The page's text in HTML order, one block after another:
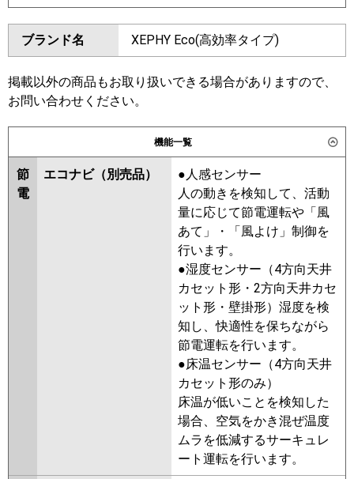
東芝 GFSA06314BU
三菱電機 PSZ-ERMP63K6
日立 RPV-GP63RSH6
三菱重工 FDFV636H5SB
PA-P63B7HNC
ダイキン SZRV63BZT SZRV63BYT
SZRV63BJT SZRV63BFT
SZRV63BCT
東芝 RFSA06334BU RFSA06333BU
ALEA06357B ALSA06357B
AFEA06367B
三菱電機 PSZ-ERMP63K5
PSZ-ERMP63K4
PSZ-ERMP63K3 PSZ-ERMP63K2
PSZ-ERMP63KZ PSZ-ERMP63KY
PSZ-ERMP63KV
PSZ-ERMP63KR
RPV-GP63RSH5 RPV-GP63RSH4
RPV-GP63RSH3 RPV-GP63RSH2
RPV-GP63RSH1 RPV-GP63RSH
FDFV635HA5SB FDFV635HA5SA
FDFV635H5SA FDFV635H5S
PA-P63B7HNB PA-P63B7H PA-
P63B7HN PA-P63B6CB PA-
P63B6CNB PA-P63B6HNB PA-
PA-P63B6HA
PA-
P63B6HN1
PA-P63B6HN
ブランド名 XEPHY Eco(高効率タイプ)
掲載以外の商品もお取り扱いできる場合がありますので、
お問い合わせください。
機能一覧
節
電
エコナビ（別売品）
●人感センサー
人の動きを検知して、活動
量に応じて節電運転や「風
あて」・「風よけ」制御を
行います。
●湿度センサー（4方向天井
カセット形・2方向天井カセ
ット形・壁掛形）湿度を検
知し、快適性を保ちながら
節電運転を行います。
●床温センサー（4方向天井
カセット形のみ）
床温が低いことを検知した
場合、空気をかき混ぜ温度
ムラを低減するサーキュレ
ート運転を行います。